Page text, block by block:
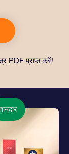
दस्तावेज़
और प्रियजनों को
तरीक़ा है।
PDF प्राप्त करें!